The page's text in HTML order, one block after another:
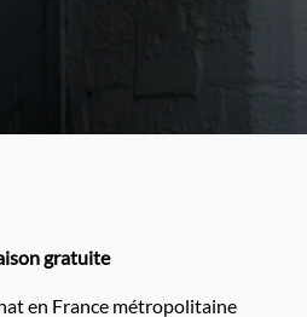
gratuite
en France métropolitaine